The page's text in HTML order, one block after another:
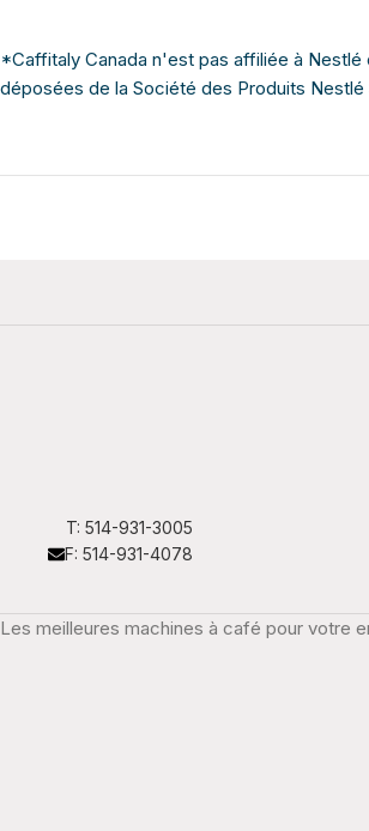
*Caffitaly Canada n'est pas affiliée à
déposées de la Société des Produits Nestlé
T: 514-931-3005
F: 514-931-4078
Les meilleures machines à café pour votre